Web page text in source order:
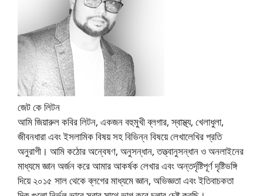
জেট কে লিটন
আমি জিয়ারুল কবির লিটন, একজন বহুমুখী ব্লগার, স্বাস্থ্য, খেলাধুলা,
জীবনধারা এবং ইসলামিক বিষয় সহ বিভিন্ন বিষয়ে লেখালেখির প্রতি
অনুরাগী। আমি কঠোর অন্বেষণ, অনুসন্ধান, তত্ত্বানুসন্ধান ও অনলাইনের
মাধ্যমে জ্ঞান অর্জন করে আমার আকর্ষক লেখার এবং অন্তর্দৃষ্টিপূর্ণ দৃষ্টিভঙ্গি
দিয়ে ২০১৫ সাল থেকে ব্লগের মাধ্যমে জ্ঞান, অভিজ্ঞতা এবং ইতিবাচকতা